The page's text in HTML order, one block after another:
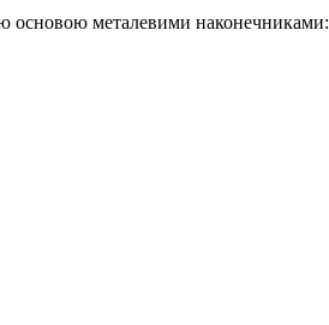
основою металевими наконечниками: